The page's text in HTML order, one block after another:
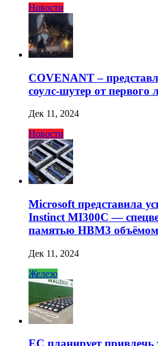
Новости
COVENANT –
соулс-шутер от первого
Дек 11, 2024
Новости
Microsoft представила
Instinct MI300C —
памятью HBM3
Дек 11, 2024
Железо